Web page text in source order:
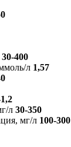
30-400
л 1,57
л 30-350
мг/л 100-300